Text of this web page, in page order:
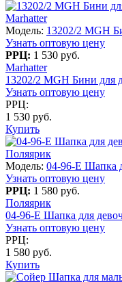
Marhatter
Модель: 13202/2 MGH
Узнать оптовую цену
РРЦ: 1 530 руб.
Marhatter
13202/2 MGH Бини для
Узнать оптовую цену
РРЦ:
1 530 руб.
Купить
Поляярик
Модель: 04-96-E Шапка
Узнать оптовую цену
РРЦ: 1 580 руб.
Поляярик
04-96-E Шапка для
Узнать оптовую цену
РРЦ:
1 580 руб.
Купить